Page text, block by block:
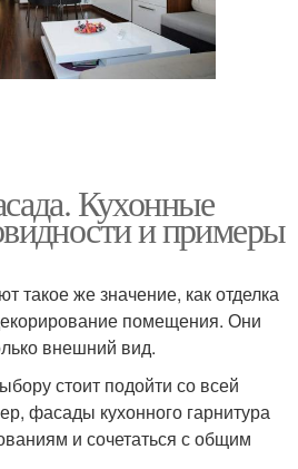
Кухонные
и примеры
такое же значение, как отделка
помещения. Они
внешний вид.
стоит подойти со всей
фасады кухонного гарнитура
и сочетаться с общим